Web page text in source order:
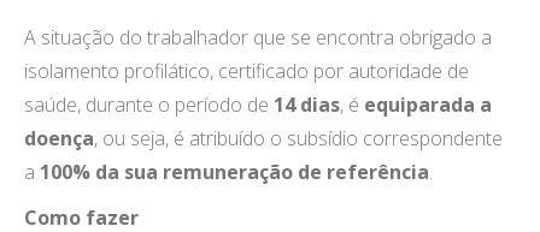
A situação do trabalhador que se encontra obrigado a
isolamento profilático, certificado por autoridade de
saúde, durante o período de 14 dias, é equiparada a
doença, ou seja, é atribuído o subsídio correspondente
a 100% da sua remuneração de referência.
Como fazer